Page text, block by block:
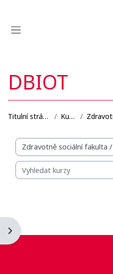
Otevřít panel bloku
DBIOT
Titulní stránka Kurzy
Organizační struktura kurzů
Vyhledat kurzy